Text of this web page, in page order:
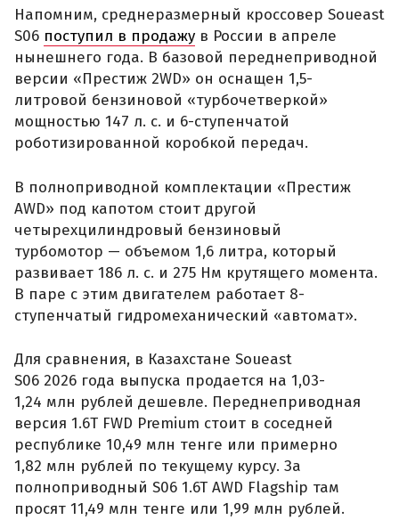
Напомним, среднеразмерный кроссовер Soueast
S06 поступил в продажу в России в апреле
нынешнего года. В базовой переднеприводной
версии «Престиж 2WD» он оснащен 1,5-
литровой бензиновой «турбочетверкой»
мощностью 147 л. с. и 6-ступенчатой
роботизированной коробкой передач.
В полноприводной комплектации «Престиж
AWD» под капотом стоит другой
четырехцилиндровый бензиновый
турбомотор — объемом 1,6 литра, который
развивает 186 л. с. и 275 Нм крутящего момента.
В паре с этим двигателем работает 8-
ступенчатый гидромеханический «автомат».
Для сравнения, в Казахстане Soueast
S06 2026 года выпуска продается на 1,03-
1,24 млн рублей дешевле. Переднеприводная
версия 1.6T FWD Premium стоит в соседней
республике 10,49 млн тенге или примерно
1,82 млн рублей по текущему курсу. За
полноприводный S06 1.6T AWD Flagship там
просят 11,49 млн тенге или 1,99 млн рублей.